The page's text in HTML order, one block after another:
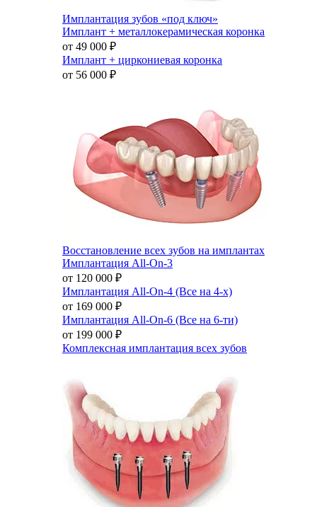
Имплантация зубов «под ключ»
Имплант + металлокерамическая коронка
от 49 000 ₽
Имплант + циркониевая коронка
от 56 000 ₽
Восстановление всех зубов на имплантах
Имплантация All-On-3
от 120 000 ₽
Имплантация All-On-4 (Все на 4-х)
от 169 000 ₽
Имплантация All-On-6 (Все на 6-ти)
от 199 000 ₽
Комплексная имплантация всех зубов